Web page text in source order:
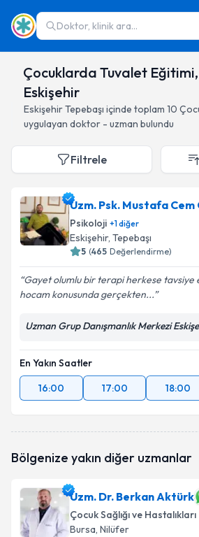
Doktor, klinik ara...
Çocuklarda Tuvalet Eğitimi,
Eskişehir
EskişehirTepebaşı içinde toplam 10
uygulayan doktor - uzman bulundu
Filtrele
Uzm. Psk. Mustafa Cem
Psikoloji +1diğer
Eskişehir, Tepebaşı
5 (465 Değerlendirme)
Gayet olumlu bir terapi herkese tavsiye
hocam konusunda gerçekten...
Uzman Grup Danışmanlık Merkezi
En Yakın Saatler
16:00
17:00 18:00
Bölgenize yakın diğer uzmanlar
Uzm. Dr. Berkan Aktürk
Çocuk Sağlığı ve Hastalıkları
Bursa, Nilüfer